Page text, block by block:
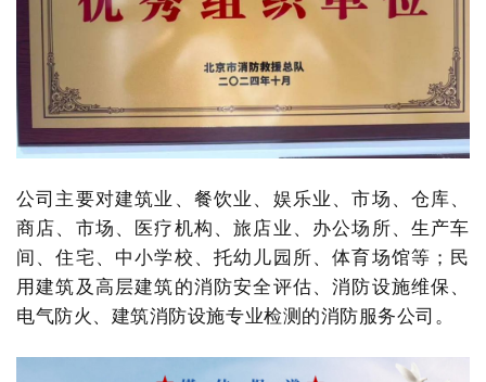
公司主要对建筑业、餐饮业、娱乐业、市场、仓库、
商店、市场、医疗机构、旅店业、办公场所、生产车
间、住宅、中小学校、托幼儿园所、体育场馆等；民
用建筑及高层建筑的消防安全评估、消防设施维保、
电气防火、建筑消防设施专业检测的消防服务公司。